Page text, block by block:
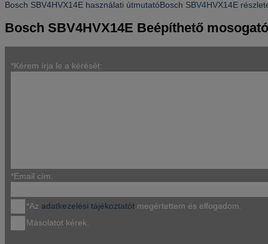
Bosch SBV4HVX14E használati útmutatóBosch SBV4HVX14E
Bosch SBV4HVX14E Beépíthető
*Kérem írja le a kérését:
*Email cím:
*Az adatkezelési tájékoztatót megértettem és elfogadom.
Másolatot kérek.